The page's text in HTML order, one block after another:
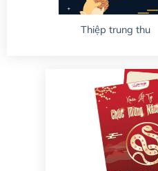
Thiệp trung thu